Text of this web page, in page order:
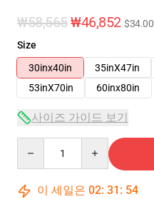
₩58,565₩46,852 $34.00
Size
30inx40in
35inX47in
53inX70in
60inx80in
사이즈 가이드 보기
이 세일은 02: 31 : 54